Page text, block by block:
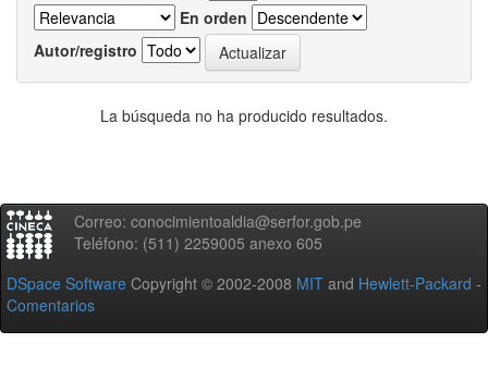
En orden
Autor/registro
La búsqueda no ha producido resultados.
Correo: conocimientoaldia@serfor.gob.pe
Teléfono: (511) 2259005 anexo 605
DSpace Software Copyright © 2002-2008 MIT and Hewlett-Packard -
Comentarios